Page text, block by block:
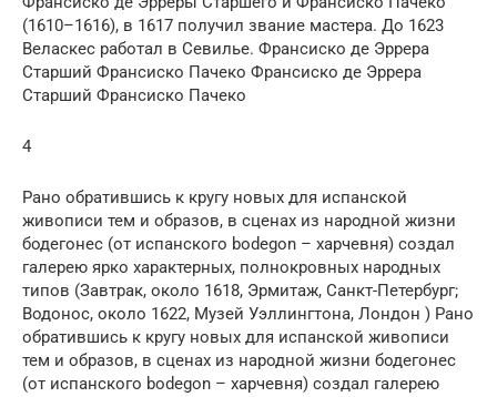
(1610–1616), в 1617 получил звание мастера. До 1623
Веласкес работал в Севилье. Франсиско де Эррера
Старший Франсиско Пачеко Франсиско де Эррера
Старший Франсиско Пачеко
4
Рано обратившись к кругу новых для испанской
живописи тем и образов, в сценах из народной жизни
бодегонес (от испанского bodegon – харчевня) создал
галерею ярко характерных, полнокровных народных
типов (Завтрак, около 1618, Эрмитаж, Санкт-Петербург;
Водонос, около 1622, Музей Уэллингтона, Лондон ) Рано
обратившись к кругу новых для испанской живописи
тем и образов, в сценах из народной жизни бодегонес
(от испанского bodegon – харчевня) создал галерею